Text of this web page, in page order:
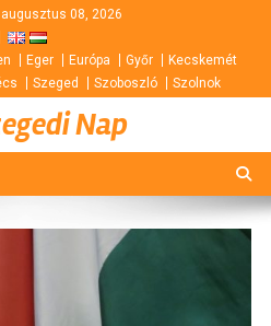
08, 2026
Eger Európa Győr
Kecskemét
Szeged Szoboszló Szolnok
Nap